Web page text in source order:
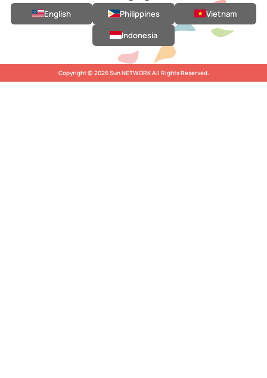
English Philippines
Vietnam
Indonesia
Copyright © 2026 Sun NETWORK All Rights Reserved.